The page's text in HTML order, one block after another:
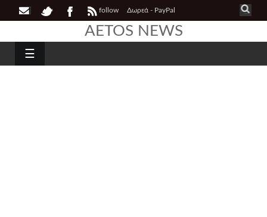
follow Δωρεά - PayPal
AETOS NEWS
☰